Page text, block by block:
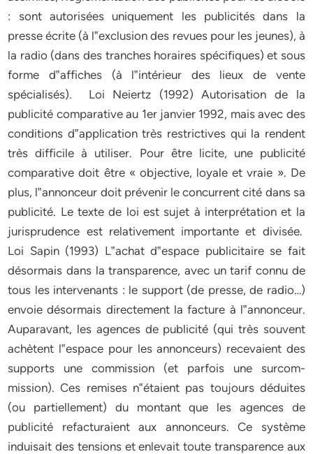
: sont autorisées uniquement les publicités dans la
presse écrite (à l‟exclusion des revues pour les jeunes), à
la radio (dans des tranches horaires spécifiques) et sous
forme d‟affiches (à l‟intérieur des lieux de vente
spécialisés). Loi Neiertz (1992) Autorisation de la
publicité comparative au 1er janvier 1992, mais avec des
conditions d‟application très restrictives qui la rendent
très difficile à utiliser. Pour être licite, une publicité
comparative doit être « objective, loyale et vraie ». De
plus, l‟annonceur doit prévenir le concurrent cité dans sa
publicité. Le texte de loi est sujet à interprétation et la
jurisprudence est relativement importante et divisée.
Loi Sapin (1993) L‟achat d‟espace publicitaire se fait
désormais dans la transparence, avec un tarif connu de
tous les intervenants : le support (de presse, de radio…)
envoie désormais directement la facture à l‟annonceur.
Auparavant, les agences de publicité (qui très souvent
achètent l‟espace pour les annonceurs) recevaient des
supports une commission (et parfois une surcom-
mission). Ces remises n‟étaient pas toujours déduites
(ou partiellement) du montant que les agences de
publicité refacturaient aux annonceurs. Ce système
induisait des tensions et enlevait toute transparence aux